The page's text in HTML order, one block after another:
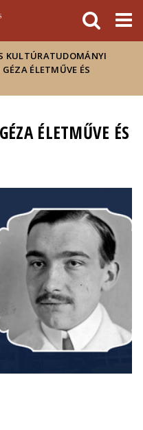
KULTÚRATUDOMÁNYI
ÉLETMŰVE ÉS
ÉLETMŰVE ÉS